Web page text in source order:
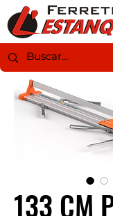
133 CM